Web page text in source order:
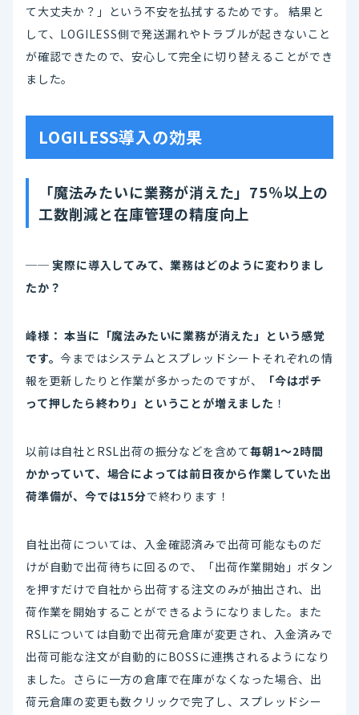
て大丈夫か？」という不安を払拭するためです。 結果と
して、LOGILESS側で発送漏れやトラブルが起きないこと
が確認できたので、安心して完全に切り替えることができ
ました。
LOGILESS導入の効果
「魔法みたいに業務が消えた」75％以上の
工数削減と在庫管理の精度向上
── 実際に導入してみて、業務はどのように変わりまし
たか？
峰様： 本当に「魔法みたいに業務が消えた」という感覚
です。今まではシステムとスプレッドシートそれぞれの情
報を更新したりと作業が多かったのですが、
「今はポチ
って押したら終わり」ということが増えました ！
以前は自社とRSL出荷の振分などを含めて毎朝1〜2時間
かかっていて、場合によっては前日夜から作業していた出
荷準備が、今では15分で終わります！
自社出荷については、入金確認済みで出荷可能なものだ
けが自動で出荷待ちに回るので、「出荷作業開始」ボタン
を押すだけで自社から出荷する注文のみが抽出され、出
荷作業を開始することができるようになりました。また
RSLについては自動で出荷元倉庫が変更され、入金済みで
出荷可能な注文が自動的にBOSSに連携されるようになり
ました。さらに一方の倉庫で在庫がなくなった場合、出
荷元倉庫の変更も数クリックで完了し、スプレッドシー